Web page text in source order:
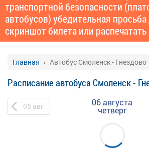
транспортной безопасности
автобусов) убедительная
скриншот билета или распечатать
Главная Автобус Смоленск - Гнездово
Расписание автобуса Смоленск -
05 авг 06 августа
четверг